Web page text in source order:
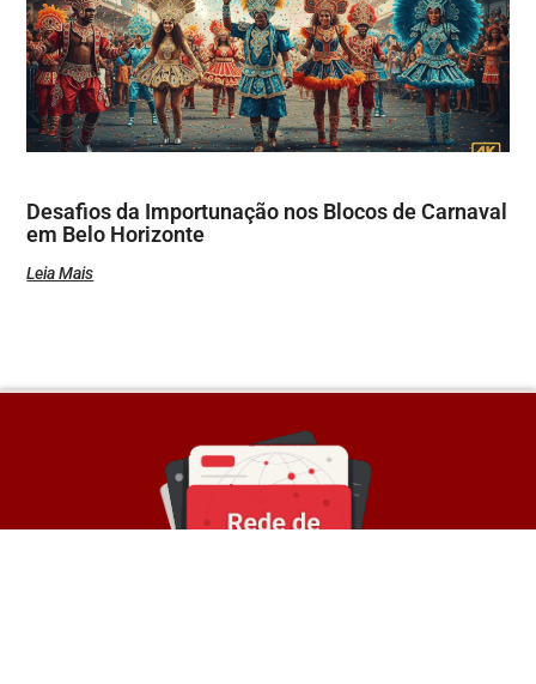
Desafios da Importunação nos Blocos de Carnaval
em Belo Horizonte
Leia Mais